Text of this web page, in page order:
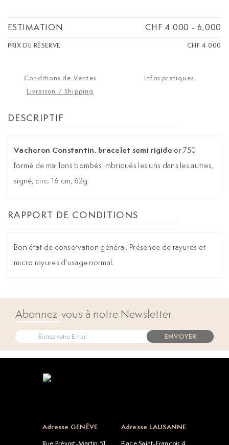
ESTIMATION CHF 4 000 - 6,000
PRIX DE RÉSERVE CHF 4 000
Conditions de Ventes
Infos pratiques
Livraison / Shipping
DESCRIPTIF
Vacheron Constantin, bracelet semi rigide or 750
formé de maillons bombés imbriqués les uns dans les autres,
signé, circ. 16 cm, 62g
RAPPORT DE CONDITIONS
Bon état de conservation général. Présence de rayures et
micro rayures d'usage normal.
Abonnez-vous à notre Newsletter
ENVOYER
Adresse GENÈVE
Adresse LAUSANNE